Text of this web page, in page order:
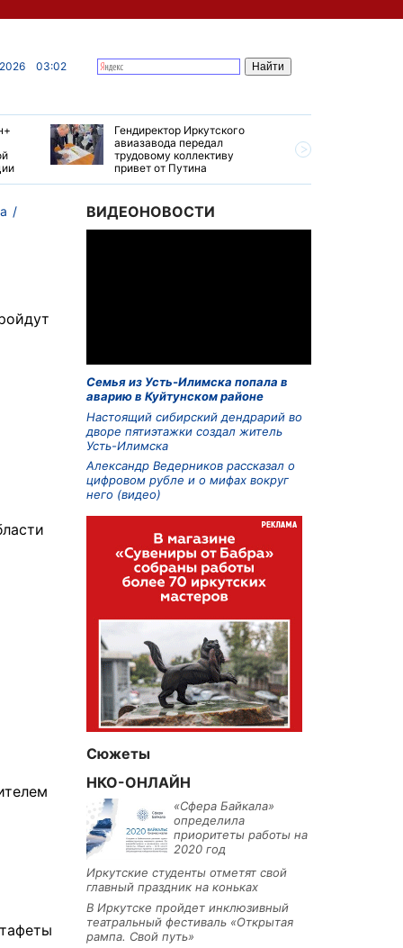
03:02
Гендиректор Иркутского
авиазавода передал
трудовому коллективу
привет от Путина
ВИДЕОНОВОСТИ
Семья из Усть-Илимска попала в
аварию в Куйтунском районе
Настоящий сибирский дендрарий во
дворе пятиэтажки создал житель
Усть-Илимска
Александр Ведерников рассказал о
цифровом рубле и о мифах вокруг
него (видео)
Сюжеты
НКО-ОНЛАЙН
«Сфера Байкала»
определила
приоритеты работы на
2020 год
Иркутские студенты отметят свой
главный праздник на коньках
В Иркутске пройдет инклюзивный
театральный фестиваль «Открытая
рампа. Свой путь»